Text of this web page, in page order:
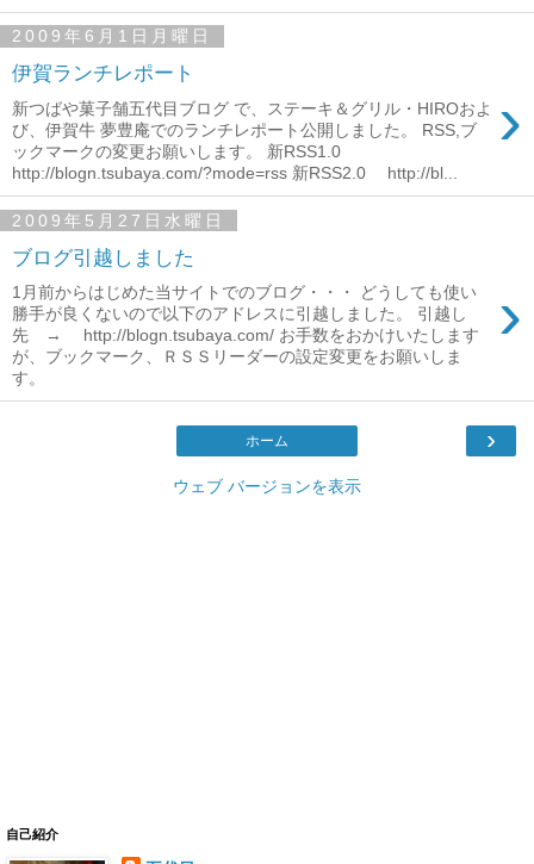
2009年6月1日月曜日
伊賀ランチレポート
›
新つばや菓子舗五代目ブログ で、ステーキ＆グリル・HIROおよ
び、伊賀牛 夢豊庵でのランチレポート公開しました。 RSS,ブ
ックマークの変更お願いします。 新RSS1.0
http://blogn.tsubaya.com/?mode=rss 新RSS2.0 http://bl...
2009年5月27日水曜日
ブログ引越しました
›
1月前からはじめた当サイトでのブログ・・・ どうしても使い
勝手が良くないので以下のアドレスに引越しました。 引越し
先 → http://blogn.tsubaya.com/ お手数をおかけいたします
が、ブックマーク、ＲＳＳリーダーの設定変更をお願いしま
す。
›
ホーム
ウェブ バージョンを表示
自己紹介